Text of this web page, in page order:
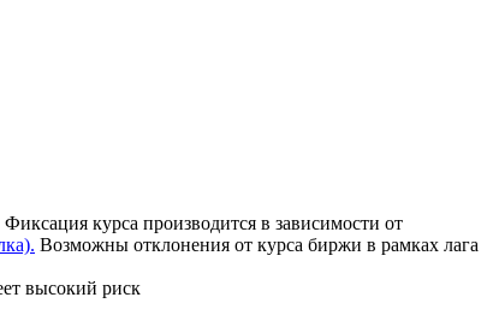
курса производится в зависимости от
Возможны отклонения от курса биржи в рамках лага
высокий риск